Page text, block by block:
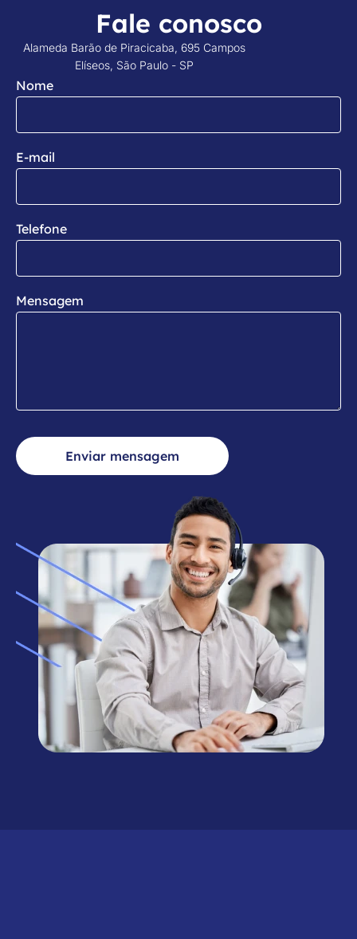
Fale conosco
Alameda Barão de Piracicaba, 695 Campos
Elíseos, São Paulo - SP
Nome
E-mail
Telefone
Mensagem
Enviar mensagem